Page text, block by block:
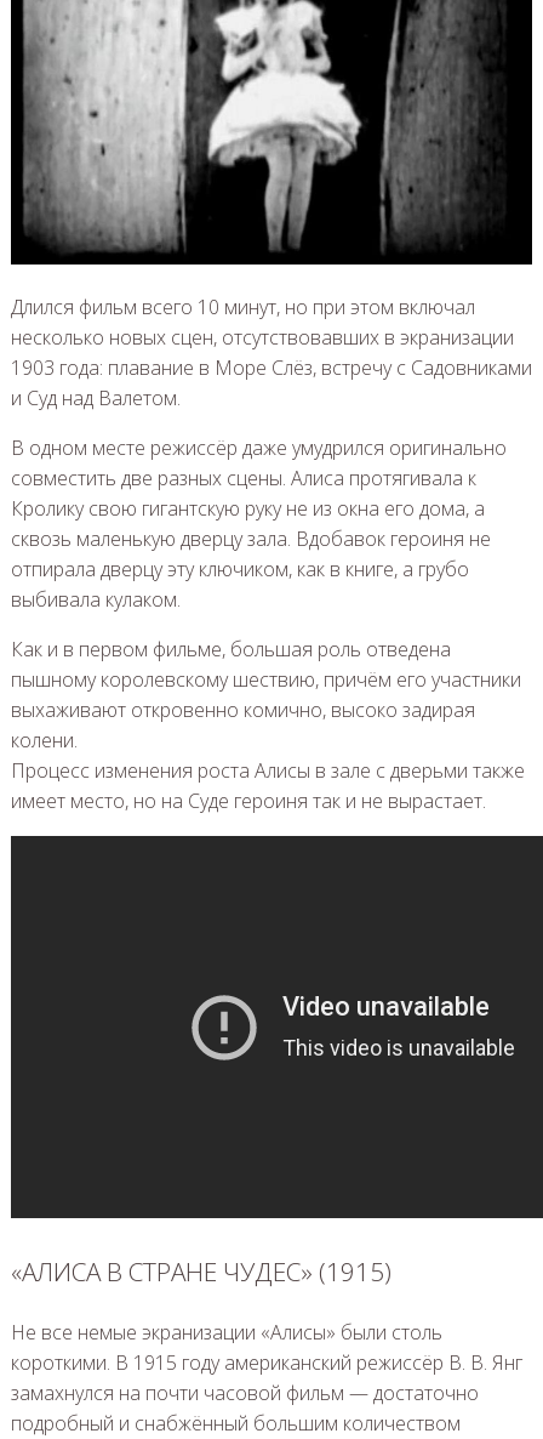
Длился фильм всего 10 минут, но при этом включал
несколько новых сцен, отсутствовавших в экранизации
1903 года: плавание в Море Слёз, встречу с Садовниками
и Суд над Валетом.
В одном месте режиссёр даже умудрился оригинально
совместить две разных сцены. Алиса протягивала к
Кролику свою гигантскую руку не из окна его дома, а
сквозь маленькую дверцу зала. Вдобавок героиня не
отпирала дверцу эту ключиком, как в книге, а грубо
выбивала кулаком.
Как и в первом фильме, большая роль отведена
пышному королевскому шествию, причём его участники
выхаживают откровенно комично, высоко задирая
колени.
Процесс изменения роста Алисы в зале с дверьми также
имеет место, но на Суде героиня так и не вырастает.
«АЛИСА В СТРАНЕ ЧУДЕС» (1915)
Не все немые экранизации «Алисы» были столь
короткими. В 1915 году американский режиссёр В. В. Янг
замахнулся на почти часовой фильм — достаточно
подробный и снабжённый большим количеством